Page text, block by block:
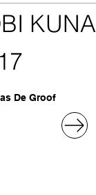
KUNA
De Groof